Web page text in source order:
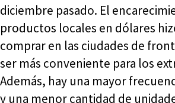
diciembre pasado. El
productos locales en dólares
comprar en las ciudades de
ser más conveniente para los
Además, hay una mayor
y una menor cantidad de